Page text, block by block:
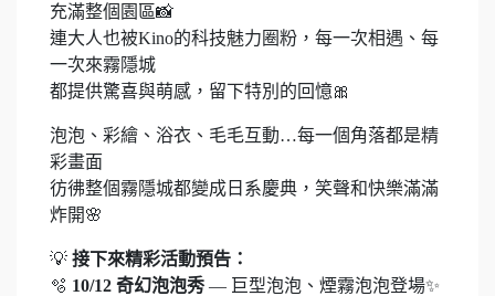
充滿整個園區📸
連大人也被Kino的科技魅力圈粉，每一次相遇、每
一次來霧隱城
都提供驚喜與萌感，留下特別的回憶🎀
泡泡、彩繪、浴衣、毛毛互動…每一個角落都是精
彩畫面
彷彿整個霧隱城都變成日系慶典，笑聲和快樂滿滿
炸開🌸
💡 接下來精彩活動預告：
🫧 10/12 奇幻泡泡秀 — 巨型泡泡、煙霧泡泡登場✨